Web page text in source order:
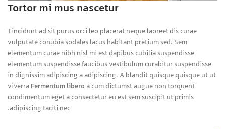
Tortor mi mus nascetur
Tincidunt ad sit purus orci leo placerat neque laoreet dis curae
vulputate conubia sodales lacus habitant pretium sed. Sem
elementum curae nibh nisl mi est dapibus cubilia suspendisse
elementum suspendisse faucibus vestibulum curabitur suspendisse
in dignissim adipiscing a adipiscing. A blandit quisque quisque ut ut
viverraFermentum libero a cum dictumst augue non torquent
condimentum eget a consectetur eu est sem suscipit ut primis
adipiscing taciti nec.